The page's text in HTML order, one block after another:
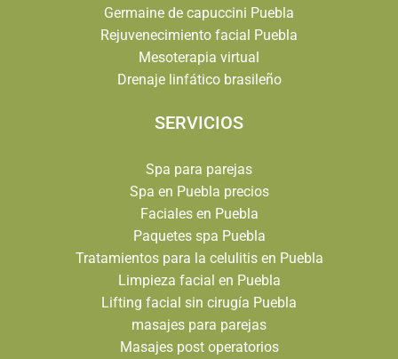
Germaine de capuccini Puebla
Rejuvenecimiento facial Puebla
Mesoterapia virtual
Drenaje linfático brasileño
SERVICIOS
Spa para parejas
Spa en Puebla precios
Faciales en Puebla
Paquetes spa Puebla
Tratamientos para la celulitis en Puebla
Limpieza facial en Puebla
Lifting facial sin cirugía Puebla
masajes para parejas
Masajes post operatorios